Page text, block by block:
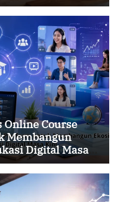
Online Course
Membangun
Digital Masa